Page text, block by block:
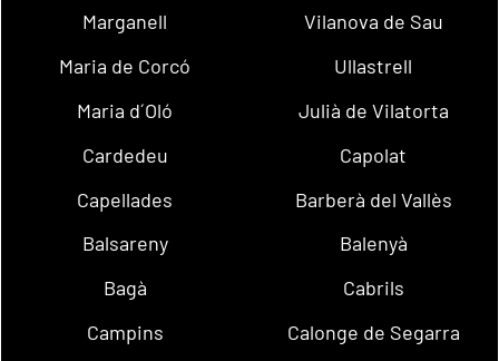
Marganell
Vilanova de Sau
Maria de Corcó
Ullastrell
Maria d´Oló
Julià de Vilatorta
Cardedeu
Capolat
Capellades
Barberà del Vallès
Balsareny
Balenyà
Bagà
Cabrils
Campins
Calonge de Segarra